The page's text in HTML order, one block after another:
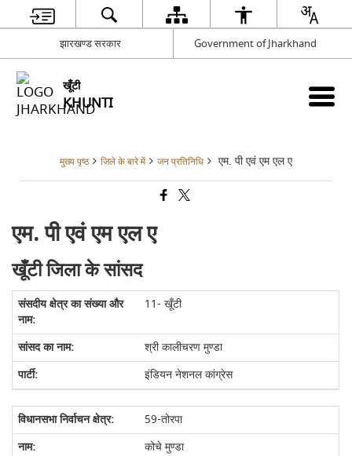
झारखण्ड सरकार Government of Jharkhand
खूँटी
KHUNTI
मुख्य पृष्ठ जिले के बारे में जन प्रतिनिधि एम. पी एवं एम एल ए
एम. पी एवं एम एल ए
खूँटी जिला के सांसद
11- खूँटी
श्री कालीचरण मुण्डा
इंडियन नेशनल कांग्रेस
59-तोरपा
कोचे मुण्डा